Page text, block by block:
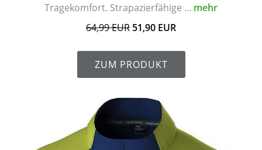
Tragekomfort. Strapazierfähige ... mehr
64,99 EUR 51,90 EUR
ZUM PRODUKT